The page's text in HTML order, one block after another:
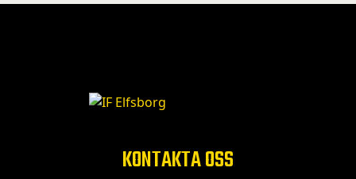
KONTAKTA OSS